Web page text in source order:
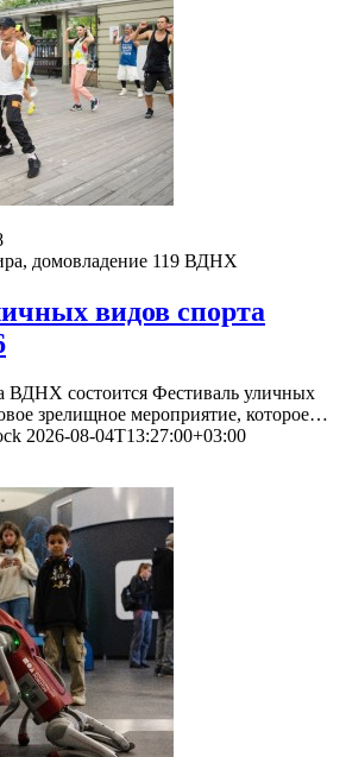
домовладение 119 ВДНХ
видов спорта
ВДНХ состоится Фестиваль уличных
зрелищное мероприятие, которое…
2026-08-04T13:27:00+03:00